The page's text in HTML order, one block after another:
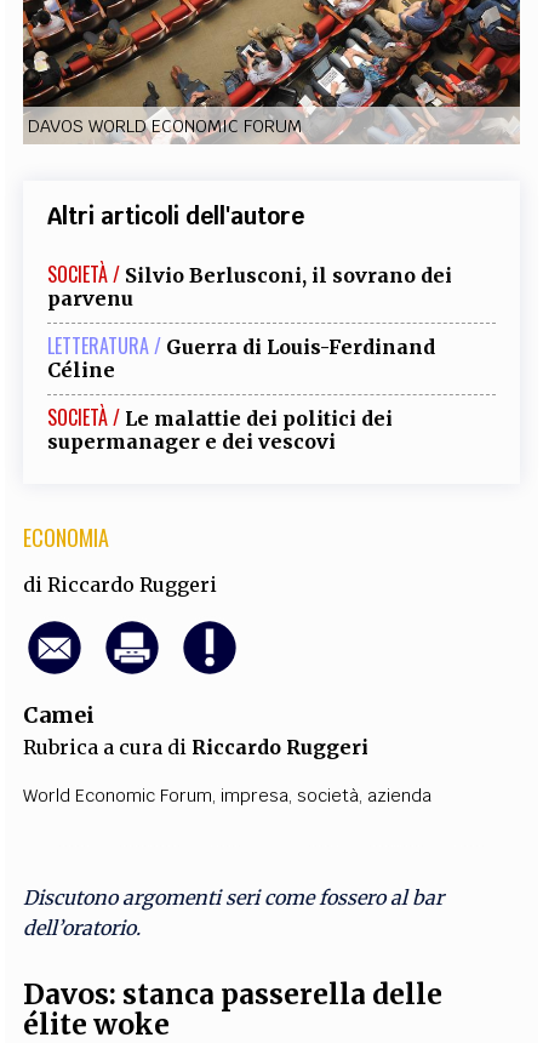
EXTRA
CODICI RUBRICHE LIBRI PROCEEDINGS PUBBLICITÀ CONTATTI
SOCIAL MEDIA
DAVOS WORLD ECONOMIC FORUM
Altri articoli dell'autore
SOCIETÀ / Silvio Berlusconi, il sovrano dei
parvenu
LETTERATURA / Guerra di Louis-Ferdinand
Céline
SOCIETÀ / Le malattie dei politici dei
supermanager e dei vescovi
ECONOMIA
diRiccardo Ruggeri
Camei
Rubrica a cura di Riccardo Ruggeri
World Economic Forum, impresa,società, azienda
Discutono argomenti seri come fossero al bar
dell’oratorio.
Davos: stanca passerella delle
élite woke